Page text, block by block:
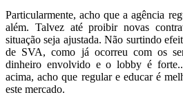
Particularmente, acho que a agência
além. Talvez até proibir novas
situação seja ajustada. Não surtindo
de SVA, como já ocorreu com os
dinheiro envolvido e o lobby é
acima, acho que regular e educar é
este mercado.